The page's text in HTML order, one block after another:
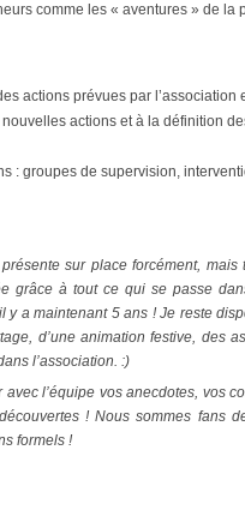
comme les « aventures » de la
actions prévues par l’association
actions et à la définition
: groupes de supervision,
sur place forcément,
grâce à tout ce qui se passe
y a maintenant 5 ans ! Je reste
d’une animation festive, des
l’association. :)
avec l’équipe vos anecdotes, vos
! Nous sommes fans
formels !